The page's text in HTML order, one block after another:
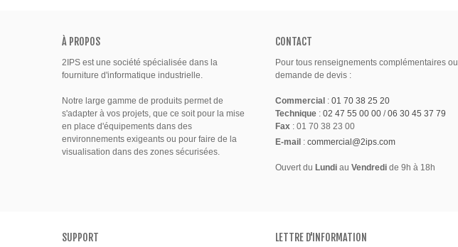
À PROPOS
2IPS est une société spécialisée dans la
fourniture d'informatique industrielle.
Notre large gamme de produits permet de
s'adapter à vos projets, que ce soit pour la mise
en place d'équipements dans des
environnements exigeants ou pour faire de la
visualisation dans des zones sécurisées.
CONTACT
Pour tous renseignements complémentaires ou
demande de devis :
Commercial : 01 70 38 25 20
Technique : 02 47 55 00 00 /06 30 45 37 79
Fax : 01 70 38 23 00
E-mail : commercial@2ips.com
Ouvert du Lundi au Vendredi de 9h à 18h
SUPPORT LETTRE D'INFORMATION